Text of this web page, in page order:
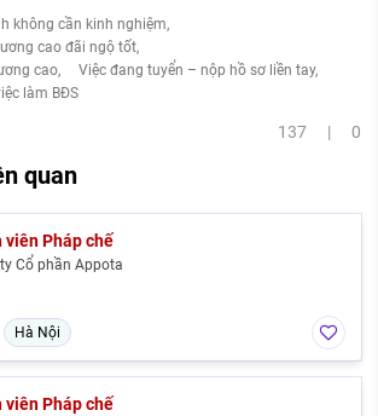
không cần kinh nghiệm
cao đãi ngộ tốt
cao
Việc đang tuyển – nộp hồ sơ liền tay
làm BĐS
137 | 0
quan
viên Pháp chế
Cổ phần Appota
Hà Nội
viên Pháp chế